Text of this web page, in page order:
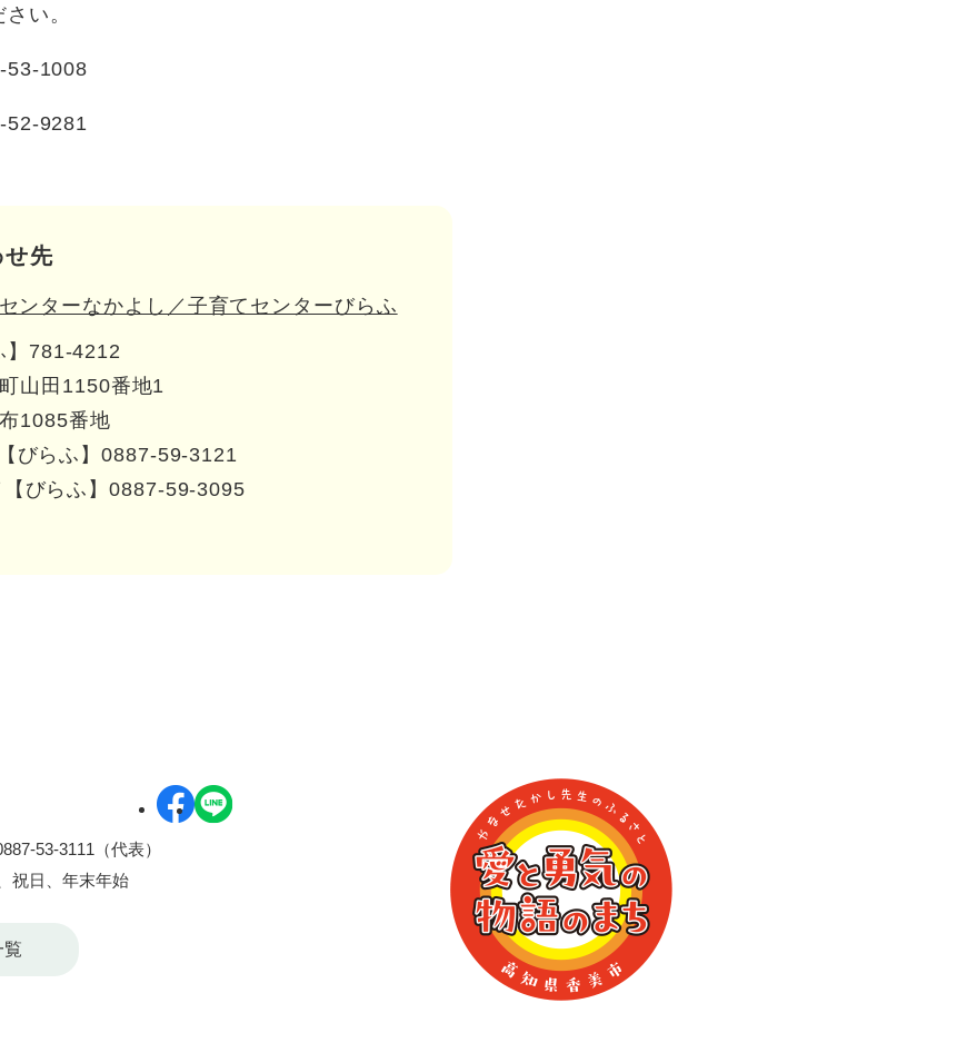
い。
1008
9281
先
ンターなかよし／子育てセンターびらふ
】781-4212
山田1150番地1
1085番地
びらふ】0887-59-3121
びらふ】0887-59-3095
53-3111（代表）
祝日、年末年始
覧